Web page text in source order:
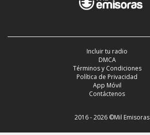
Incluir tu radio
DMCA
Términos y Condiciones
Política de Privacidad
App Móvil
Contáctenos
2016 - 2026 ©Mil Emisoras